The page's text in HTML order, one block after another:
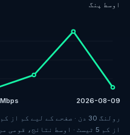
اوسط پنگ
2026-08-09
از کم 5 ٹیسٹ · اوسط نتائج، قومی مردم شماری نہیں۔